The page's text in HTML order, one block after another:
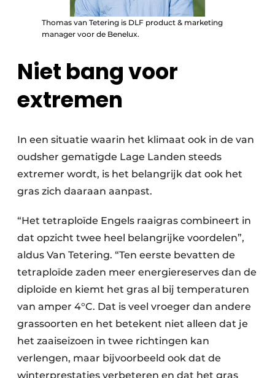
Thomas van Tetering is DLF product & marketing
manager voor de Benelux.
Niet bang voor
extremen
In een situatie waarin het klimaat ook in de van
oudsher gematigde Lage Landen steeds
extremer wordt, is het belangrijk dat ook het
gras zich daaraan aanpast.
“Het tetraploïde Engels raaigras combineert in
dat opzicht twee heel belangrijke voordelen”,
aldus Van Tetering. “Ten eerste bevatten de
tetraploïde zaden meer energiereserves dan de
diploïde en kiemt het gras al bij temperaturen
van amper 4°C. Dat is veel vroeger dan andere
grassoorten en het betekent niet alleen dat je
het zaaiseizoen in twee richtingen kan
verlengen, maar bijvoorbeeld ook dat de
winterprestaties verbeteren en dat het gras